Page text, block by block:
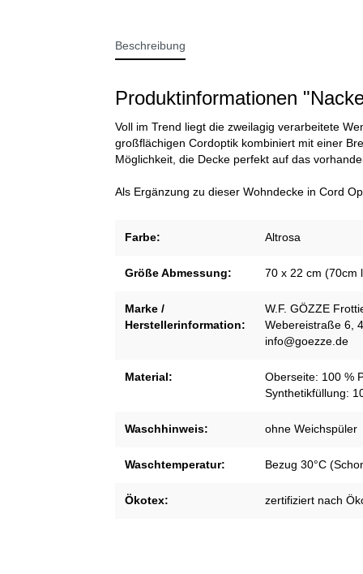
Beschreibung
Produktinformationen
Voll im Trend liegt die zweilagig verarbeitete
großflächigen Cordoptik kombiniert mit einer
Möglichkeit, die Decke perfekt auf das
Als Ergänzung zu dieser Wohndecke in Cord
Farbe: Altrosa
Größe Abmessung: 70 x 22 cm (70cm
Marke /
Herstellerinformation:
W.F. GÖZZE
Webereistraße 6,
info@goezze.de
Material:
Oberseite: 100 %
Synthetikfüllung:
Waschhinweis: ohne Weichspüler
Waschtemperatur: Bezug 30°C
Ökotex: zertifiziert nach